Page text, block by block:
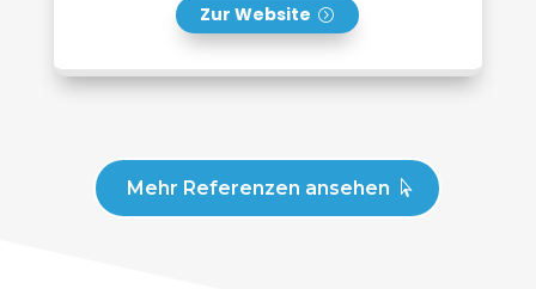
Zur Website